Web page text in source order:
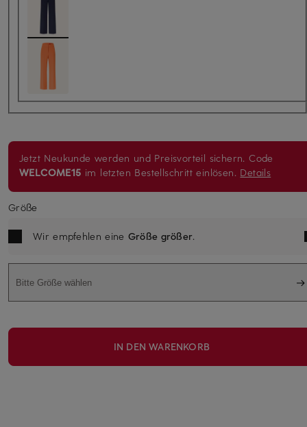
Jetzt Neukunde werden und Preisvorteil sichern. Code
WELCOME15 im letzten Bestellschritt einlösen. Details
Größe
Wir empfehlen eine Größe größer.
Bitte Größe wählen
IN DEN WARENKORB